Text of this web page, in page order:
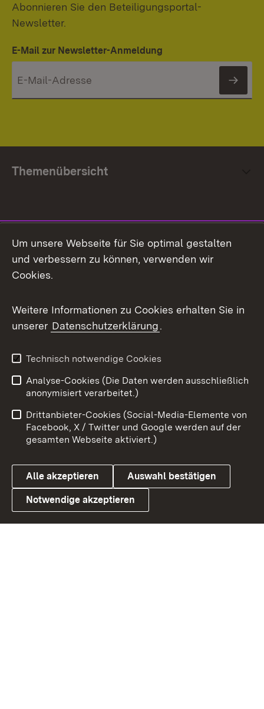
Abonnieren Sie den Beteiligungsportal-
Newsletter.
E-Mail zur Newsletter-Anmeldung
Themenübersicht
Facebook
X / Twitter
Youtube
Link zum Landesportal
Impressum
Kontakt
Barrierefreiheit
Datenschutz
Cookies
Um unsere Webseite für Sie optimal gestalten
und verbessern zu können, verwenden wir
Cookies.
Weitere Informationen zu Cookies erhalten Sie in
unserer Datenschutzerklärung.
Technisch notwendige Cookies
Analyse-Cookies (Die Daten werden ausschließlich
anonymisiert verarbeitet.)
Drittanbieter-Cookies (Social-Media-Elemente von
Facebook, X / Twitter und Google werden auf der
gesamten Webseite aktiviert.)
Alle akzeptieren Auswahl bestätigen
Notwendige akzeptieren